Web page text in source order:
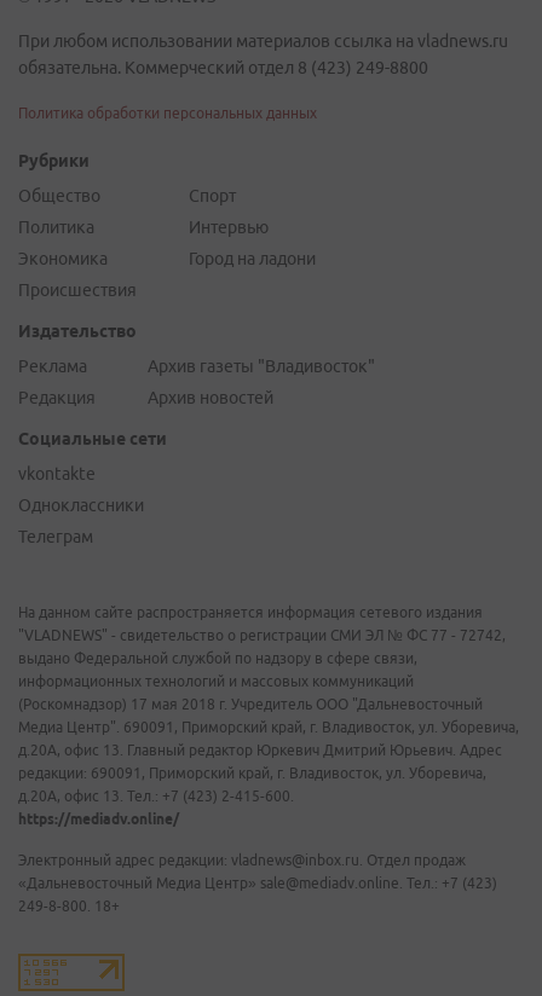
При любом использовании материалов ссылка на vladnews.ru
обязательна. Коммерческий отдел 8 (423) 249-8800
Политика обработки персональных данных
Рубрики
Общество
Политика
Экономика
Происшествия
Спорт
Интервью
Город на ладони
Издательство
Реклама
Редакция
Архив газеты "Владивосток"
Архив новостей
Социальные сети
vkontakte
Одноклассники
Телеграм
На данном сайте распространяется информация сетевого издания
"VLADNEWS" - свидетельство о регистрации СМИ ЭЛ № ФС 77 - 72742,
выдано Федеральной службой по надзору в сфере связи,
информационных технологий и массовых коммуникаций
(Роскомнадзор) 17 мая 2018 г. Учредитель ООО "Дальневосточный
Медиа Центр". 690091, Приморский край, г. Владивосток, ул. Уборевича,
д.20А, офис 13. Главный редактор Юркевич Дмитрий Юрьевич. Адрес
редакции: 690091, Приморский край, г. Владивосток, ул. Уборевича,
д.20А, офис 13. Тел.: +7 (423) 2-415-600.
https://mediadv.online/
Электронный адрес редакции: vladnews@inbox.ru. Отдел продаж
«Дальневосточный Медиа Центр» sale@mediadv.online. Тел.: +7 (423)
249-8-800. 18+